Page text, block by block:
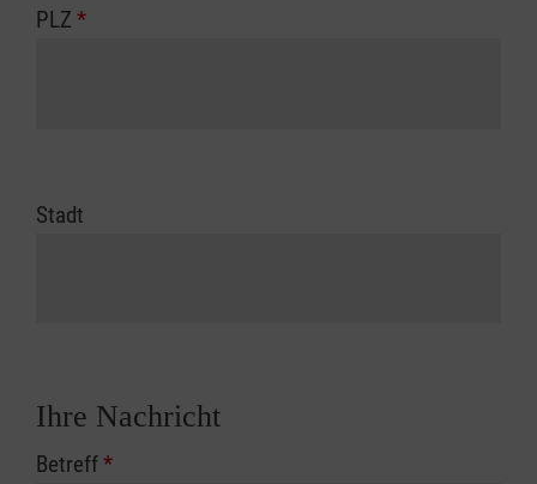
PLZ *
Stadt
Ihre Nachricht
Betreff*